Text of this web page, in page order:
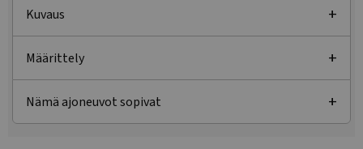
Kuvaus
Määrittely
Nämä ajoneuvot sopivat